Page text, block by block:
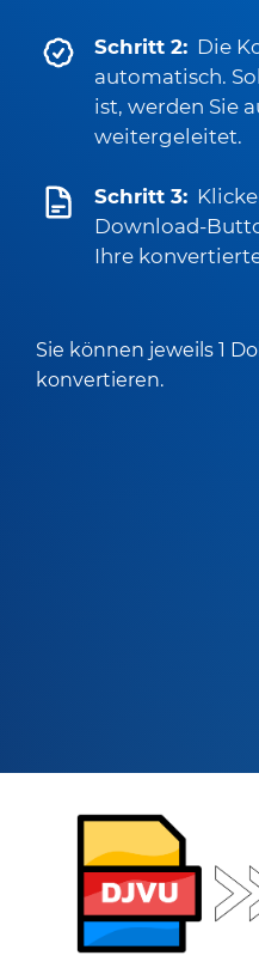
Schritt 2: Die
automatisch.
ist, werden Sie
weitergeleitet.
Schritt 3:
Download-
Ihre
Sie können jeweils 1
konvertieren.